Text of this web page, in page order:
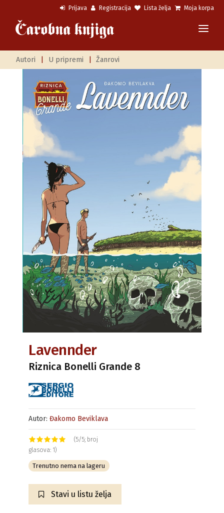
Prijava Registracija Lista želja Moja korpa
Autori U pripremi Žanrovi
Lavennder
Riznica Bonelli Grande 8
Autor: Đakomo Beviklava
(5/5; broj
glasova: 1)
Trenutno nema na lageru
Stavi u listu želja